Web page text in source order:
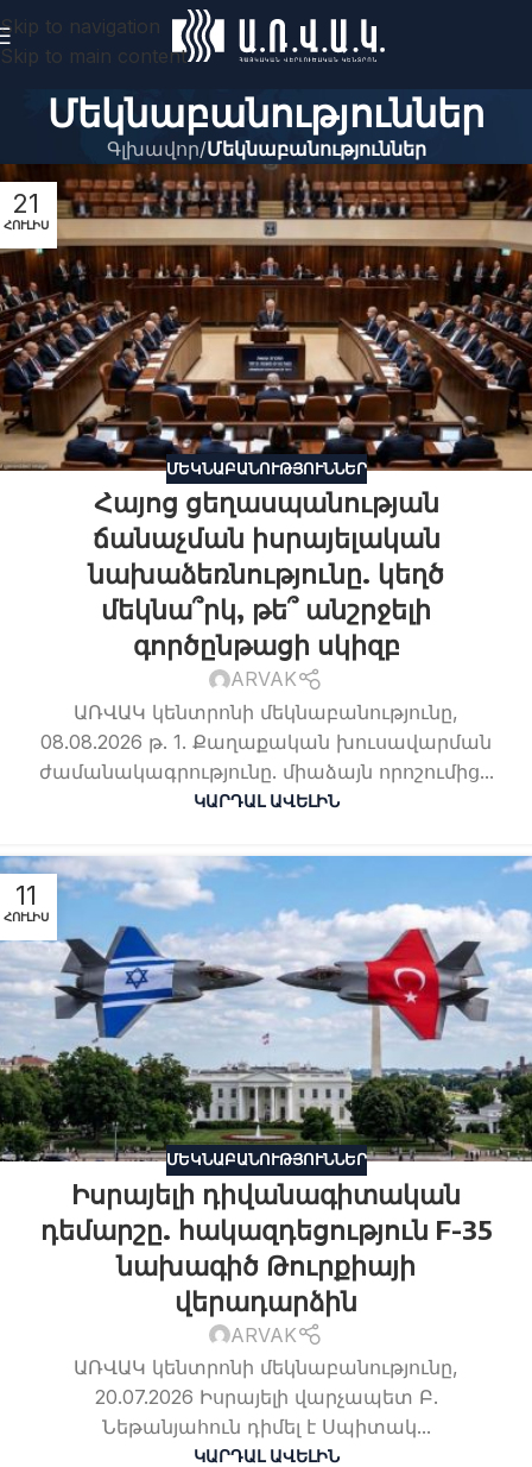
Skip to navigation
Skip to main content
Մեկնաբանություններ
Գլխավոր/Մեկնաբանություններ
21
ՀՈՒԼԻՍ
ՄԵԿՆԱԲԱՆՈՒԹՅՈՒՆՆԵՐ
Հայոց ցեղասպանության
ճանաչման իսրայելական
նախաձեռնությունը. կեղծ
մեկնա՞րկ, թե՞ անշրջելի
գործընթացի սկիզբ
ARVAK
ԱՌՎԱԿ կենտրոնի մեկնաբանությունը,
08.08.2026 թ. 1. Քաղաքական խուսավարման
ժամանակագրությունը. միաձայն որոշումից...
ԿԱՐԴԱԼ ԱՎԵԼԻՆ
11
ՀՈՒԼԻՍ
ՄԵԿՆԱԲԱՆՈՒԹՅՈՒՆՆԵՐ
Իսրայելի դիվանագիտական
դեմարշը. հակազդեցություն F-35
նախագիծ Թուրքիայի
վերադարձին
ARVAK
ԱՌՎԱԿ կենտրոնի մեկնաբանությունը,
20.07.2026 Իսրայելի վարչապետ Բ.
Նեթանյահուն դիմել է Սպիտակ...
ԿԱՐԴԱԼ ԱՎԵԼԻՆ